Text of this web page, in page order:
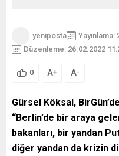
yeniposta
Yayınlama:
Düzenleme: 26.02.2022
0 A+ A-
Gürsel Köksal,
“Berlin’de bir araya
bakanları, bir yandan
diğer yandan da krizin